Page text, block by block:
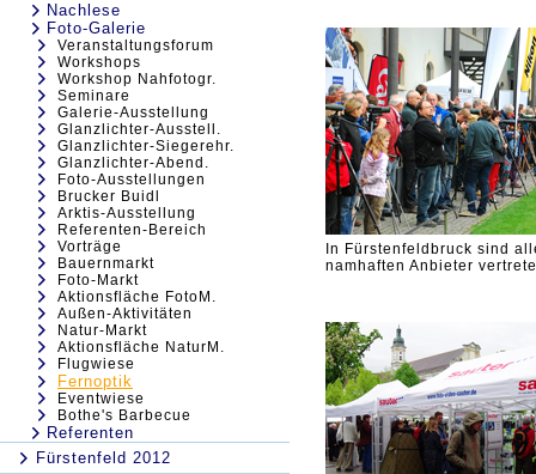
Nachlese
Foto-Galerie
Veranstaltungsforum
Workshops
Workshop Nahfotogr.
Seminare
Galerie-Ausstellung
Glanzlichter-Ausstell.
Glanzlichter-Siegerehr.
Glanzlichter-Abend.
Foto-Ausstellungen
Brucker Buidl
Arktis-Ausstellung
Referenten-Bereich
Vorträge
Bauernmarkt
Foto-Markt
Aktionsfläche FotoM.
Außen-Aktivitäten
Natur-Markt
Aktionsfläche NaturM.
Flugwiese
Fernoptik
Eventwiese
Bothe's Barbecue
Referenten
Fürstenfeld 2012
In Fürstenfeldbruck sind
namhaften Anbieter